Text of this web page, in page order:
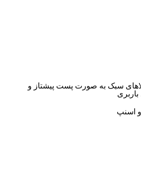
سبک به صورت پست پیشتاز و
و اسنپ